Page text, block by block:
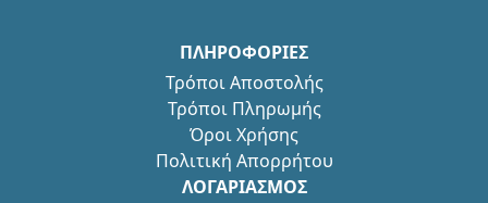
ΠΛΗΡΟΦΟΡΙΕΣ
Τρόποι Αποστολής
Τρόποι Πληρωμής
Όροι Χρήσης
Πολιτική Απορρήτου
ΛΟΓΑΡΙΑΣΜΟΣ